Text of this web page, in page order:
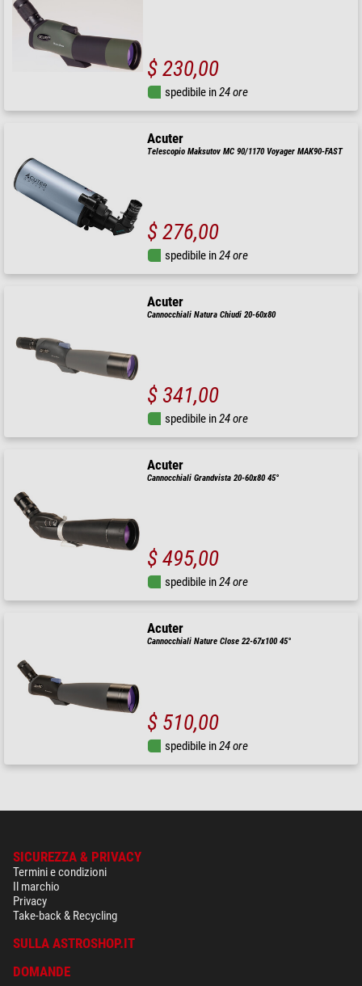
$ 230,00
spedibile in24 ore
Acuter
Telescopio Maksutov MC 90/1170 Voyager MAK90-FAST
$ 276,00
spedibile in24 ore
Acuter
Cannocchiali Natura Chiudi 20-60x80
$ 341,00
spedibile in24 ore
Acuter
Cannocchiali Grandvista 20-60x80 45°
$ 495,00
spedibile in24 ore
Acuter
Cannocchiali Nature Close 22-67x100 45°
$ 510,00
spedibile in24 ore
SICUREZZA & PRIVACY
Termini e condizioni
Il marchio
Privacy
Take-back & Recycling
SULLA ASTROSHOP.IT
DOMANDE